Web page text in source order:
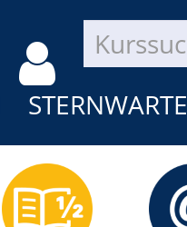
STERNWARTE